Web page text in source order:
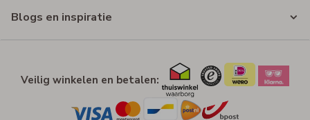
Blogs en inspiratie
Veilig winkelen en betalen: